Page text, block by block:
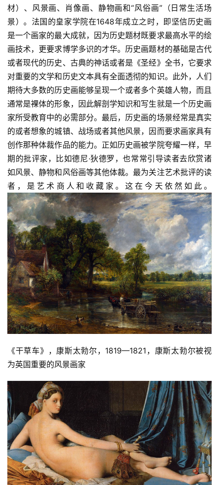
材）、风景画、肖像画、静物画和“风俗画”（日常生活场
景）。法国的皇家学院在1648年成立之时，即坚信历史画
是一个画家的最大成就，因为历史题材既要求最高水平的绘
画技术，更要求博学多识的才华。历史画题材的基础是古代
或者现代的历史、古典的神话或者是《圣经》全书，它要求
对重要的文学和历史文本具有全面透彻的知识。此外，人们
期待大多数的历史画能够呈现一个或者多个英雄人物，而且
通常是裸体的形象，因此解剖学知识和写生就是一个历史画
家所受教育中的必需部分。最后，历史画的场景经常是真实
的或者想象的城镇、战场或者其他风景，因而要求画家具有
创作那种体裁作品的能力。正如历史画被学院夸耀一样，早
期的批评家，比如德尼·狄德罗，也常常引导读者去欣赏诸
如风景、静物和风俗画等其他体裁。最为关注艺术批评的读
者，是艺术商人和收藏家。这在今天依然如此。
《干草车》，康斯太勃尔，1819—1821，康斯太勃尔被视
为英国重要的风景画家